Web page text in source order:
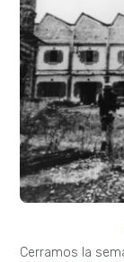
Cerramos la